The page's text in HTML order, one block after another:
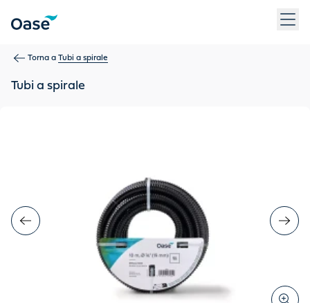
Torna a Tubi a spirale
Tubi a spirale